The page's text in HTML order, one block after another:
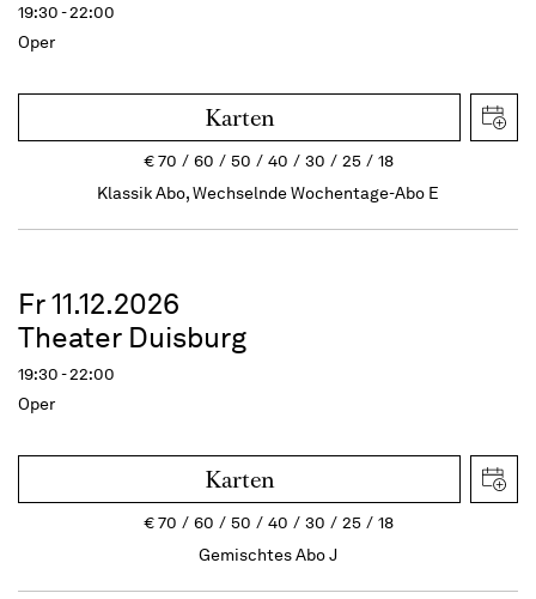
19:30 - 22:00
Oper
Karten
€70 60 50 40 30 25
18
Klassik Abo, Wechselnde Wochentage-Abo E
Fr 11.12.2026
Theater Duisburg
19:30 - 22:00
Oper
Karten
€70 60 50 40 30 25
18
Gemischtes Abo J